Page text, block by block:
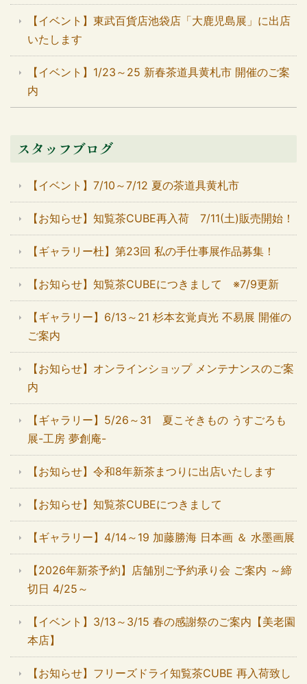
【イベント】東武百貨店池袋店「大鹿児島展」に出店
いたします
【イベント】1/23～25 新春茶道具黄札市 開催のご案
内
スタッフブログ
【イベント】7/10～7/12 夏の茶道具黄札市
【お知らせ】知覧茶CUBE再入荷 7/11(土)販売開始！
【ギャラリー杜】第23回 私の手仕事展作品募集！
【お知らせ】知覧茶CUBEにつきまして ※7/9更新
【ギャラリー】6/13～21 杉本玄覚貞光 不易展 開催の
ご案内
【お知らせ】オンラインショップ メンテナンスのご案
内
【ギャラリー】5/26～31 夏こそきもの うすごろも
展-工房 夢創庵-
【お知らせ】令和8年新茶まつりに出店いたします
【お知らせ】知覧茶CUBEにつきまして
【ギャラリー】4/14～19 加藤勝海 日本画 ＆ 水墨画展
【2026年新茶予約】店舗別ご予約承り会 ご案内 ～締
切日 4/25～
【イベント】3/13～3/15 春の感謝祭のご案内【美老園
本店】
【お知らせ】フリーズドライ知覧茶CUBE 再入荷致し